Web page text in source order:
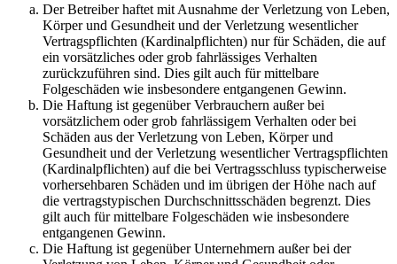
Der Betreiber haftet mit Ausnahme der Verletzung von Leben,
Körper und Gesundheit und der Verletzung wesentlicher
Vertragspflichten (Kardinalpflichten) nur für Schäden, die auf
ein vorsätzliches oder grob fahrlässiges Verhalten
zurückzuführen sind. Dies gilt auch für mittelbare
Folgeschäden wie insbesondere entgangenen Gewinn.
Die Haftung ist gegenüber Verbrauchern außer bei
vorsätzlichem oder grob fahrlässigem Verhalten oder bei
Schäden aus der Verletzung von Leben, Körper und
Gesundheit und der Verletzung wesentlicher Vertragspflichten
(Kardinalpflichten) auf die bei Vertragsschluss typischerweise
vorhersehbaren Schäden und im übrigen der Höhe nach auf
die vertragstypischen Durchschnittsschäden begrenzt. Dies
gilt auch für mittelbare Folgeschäden wie insbesondere
entgangenen Gewinn.
Die Haftung ist gegenüber Unternehmern außer bei der